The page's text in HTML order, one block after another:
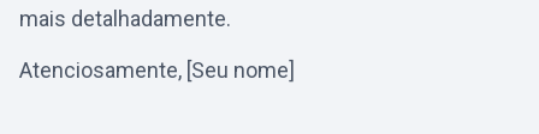
mais detalhadamente.
Atenciosamente, [Seu nome]